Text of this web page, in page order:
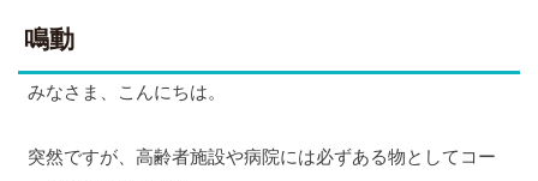
鳴動
みなさま、こんにちは。
突然ですが、高齢者施設や病院には必ずある物としてコー